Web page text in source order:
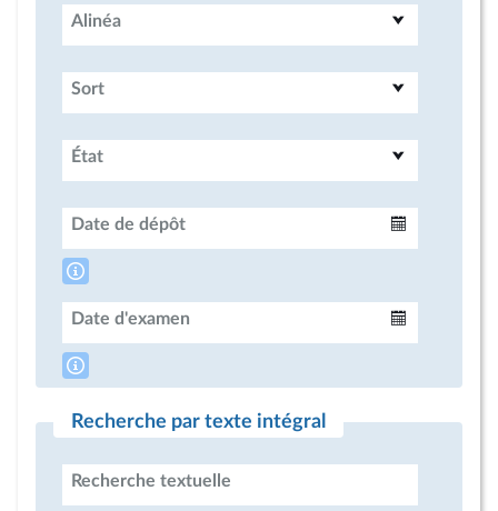
Alinéa
Sort
État
Date de dépôt
Date d'examen
Recherche par texte intégral
Recherche textuelle